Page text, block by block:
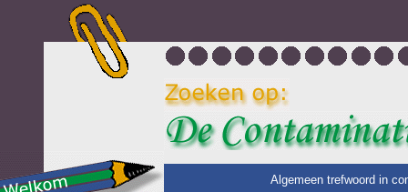
Algemeen trefwoord in